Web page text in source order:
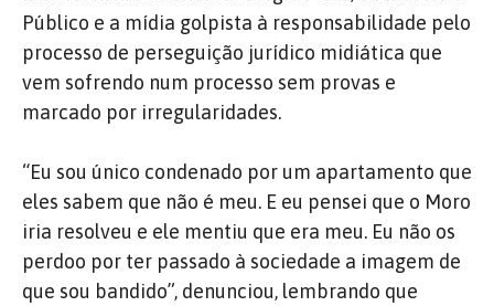
Público e a mídia golpista à responsabilidade pelo
processo de perseguição jurídico midiática que
vem sofrendo num processo sem provas e
marcado por irregularidades.
“Eu sou único condenado por um apartamento que
eles sabem que não é meu. E eu pensei que o Moro
iria resolveu e ele mentiu que era meu. Eu não os
perdoo por ter passado à sociedade a imagem de
que sou bandido”, denunciou, lembrando que